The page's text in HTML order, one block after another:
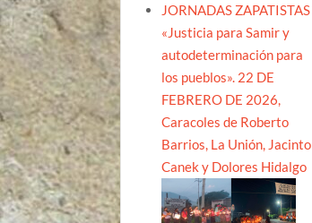
JORNADAS ZAPATISTAS
«Justicia para Samir y
autodeterminación para
los pueblos». 22 DE
FEBRERO DE 2026,
Caracoles de Roberto
Barrios, La Unión, Jacinto
Canek y Dolores Hidalgo